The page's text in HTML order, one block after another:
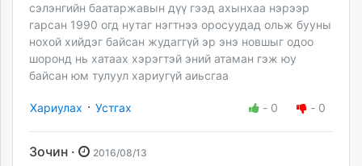
сэлэнгийн баатаржавын дүү гээд ахынхаа нэрээр
гарсан 1990 огд нутаг нэгтнээ оросуудад ольж бууны
нохой хийдэг байсан жудаггүй эр энэ новшыг одоо
шоронд нь хатаах хэрэгтэй эний атаман гэж юу
байсан юм тулуул хариугүй аиьсгаа
Хариулах · Устгах - 0 - 0
Зочин · 2016/08/13